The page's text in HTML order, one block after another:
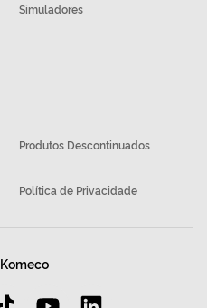
Simuladores
Produtos Descontinuados
Política de Privacidade